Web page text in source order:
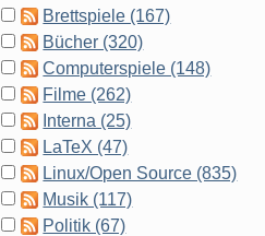
Brettspiele (167)
Bücher (320)
Computerspiele (148)
Filme (262)
Interna (25)
LaTeX (47)
Linux/Open Source (835)
Musik (117)
Politik (67)